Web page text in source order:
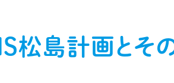
松島計画とそ